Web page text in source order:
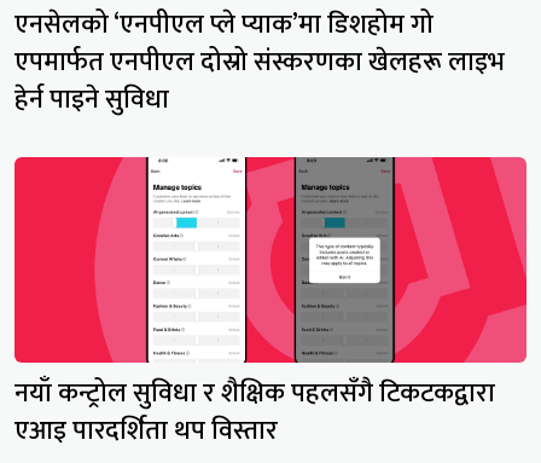
एनसेलको ‘एनपीएल प्ले प्याक’मा डिशहोम गो
एपमार्फत एनपीएल दोस्रो संस्करणका खेलहरू लाइभ
हेर्न पाइने सुविधा
नयाँ कन्ट्रोल सुविधा र शैक्षिक पहलसँगै टिकटकद्वारा
एआइ पारदर्शिता थप विस्तार